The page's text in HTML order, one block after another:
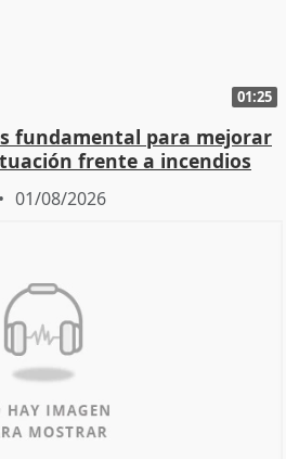
01:25
fundamental para mejorar
frente a incendios
01/08/2026